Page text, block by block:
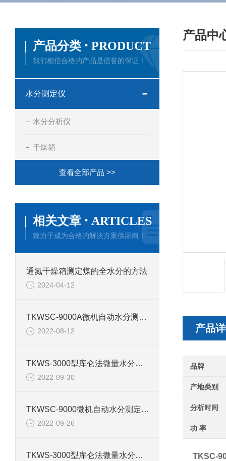
产品中
产品
品牌
产地类别
分析时间
功 率
TKSC-
产品分类 · PRODUCT
我们相信合格的产品是信誉的保证！
水分测定仪
水分分析仪
干燥箱
查看全部产品 >>
相关文章 · ARTICLES
致力于成为合格的解决方案供应商！
通氮干燥箱测定煤的全水分的方法
2024-04-12
TKWSC-9000A微机自动水分测定仪的技术参数
2022-08-12
TKWS-3000型库仑法微量水分测定仪产品介绍
2022-09-30
TKWSC-9000微机自动水分测定仪的产品介绍
2022-09-26
TKWS-3000型库仑法微量水分测定仪的技术参数